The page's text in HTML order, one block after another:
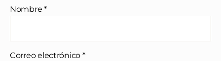
Nombre*
Correo electrónico *